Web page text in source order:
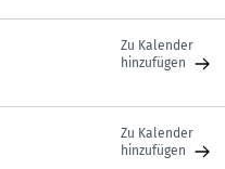
Zu Kalender
hinzufügen
Zu Kalender
hinzufügen